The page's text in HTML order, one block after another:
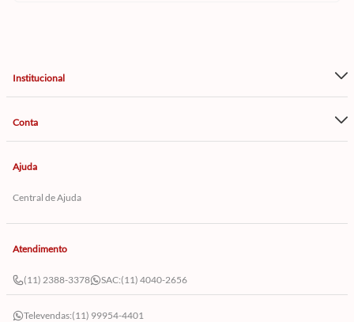
Institucional
Conta
Ajuda
Central de Ajuda
Atendimento
(11) 2388-3378 SAC:(11) 4040-2656
Televendas:(11) 99954-4401